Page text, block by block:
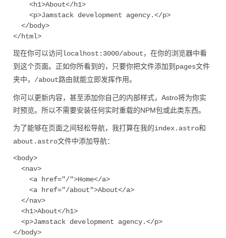
    <h1>About</h1>
    <p>Jamstack development agency.</p>
  </body>
现在你可以访问localhost:3000/about，在你的浏览器中看
到这个页面。正如你所看到的，只要你把文件添加到 pages文件
夹中， /about路由就能立即发挥作用。
你可以更新内容，甚至添加你自己的内部样式，Astro将为你实
时预览。所以不需要安装任何实时重载的NPM包或此类东西。
为了能够在页面之间轻松导航，我打算在我的index.astro和
about.astro文件中添加导航：
<body>
  <nav>
    <a href="/">Home</a>
    <a href="/about">About</a>
  </nav>
  <h1>About</h1>
  <p>Jamstack development agency.</p>